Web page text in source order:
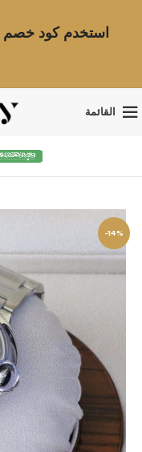
استخدم كود خصم
القائمة
-14%